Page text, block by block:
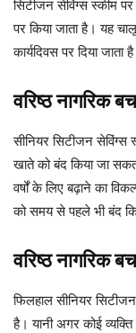
सिटीजन सेविंग्स स्कीम
पर किया जाता है। यह
कार्यदिवस पर दिया जाता
वरिष्ठ नागरिक
सीनियर सिटीजन सेविंग्स
खाते को बंद किया जा
वर्षों के लिए बढ़ाने का
को समय से पहले भी बंद
वरिष्ठ नागरिक
फिलहाल सीनियर
है। यानी अगर कोई